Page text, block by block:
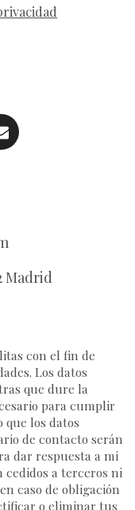
Madrid
con el fin de
Los datos
que dure la
para cumplir
que los datos
de contacto serán
dar respuesta a mi
cedidos a terceros ni
caso de obligación
o eliminar tus